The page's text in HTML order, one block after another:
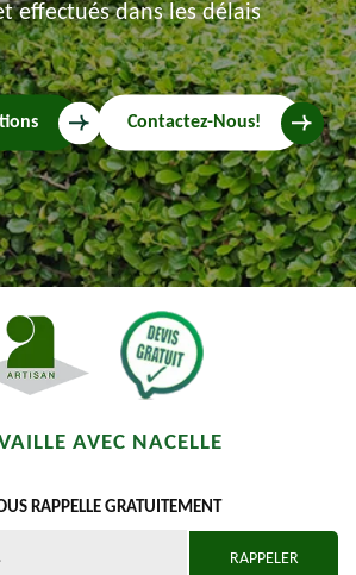
effectués dans les délais
Contactez-Nous!
AVEC NACELLE
RAPPELLE GRATUITEMENT